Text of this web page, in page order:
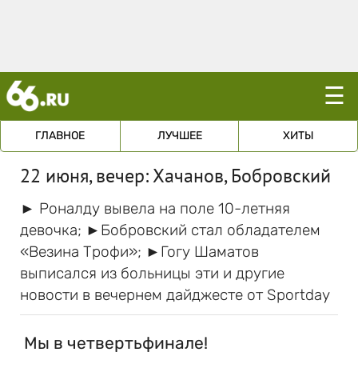
☰
ГЛАВНОЕ ЛУЧШЕЕ ХИТЫ
22 июня, вечер: Хачанов, Бобровский
► Роналду вывела на поле 10-летняя
девочка; ►Бобровский стал обладателем
«Везина Трофи»; ►Гогу Шаматов
выписался из больницы эти и другие
новости в вечернем дайджесте от Sportday
Мы в четвертьфинале!